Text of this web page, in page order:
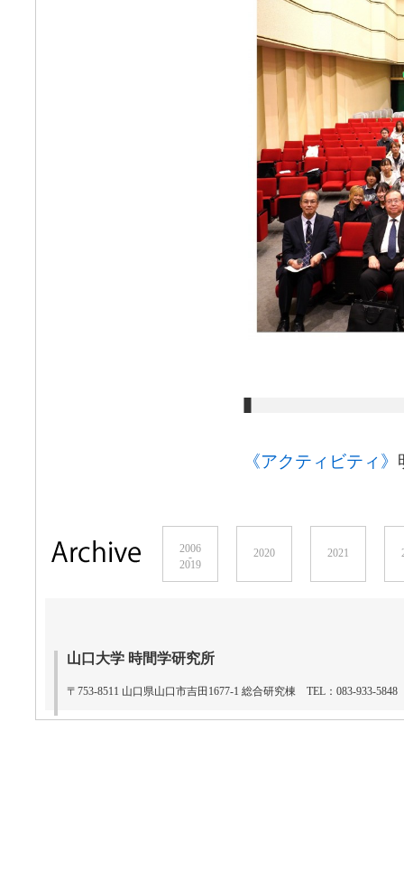
《アクティビティ》
2006
-
2019
2020 2021
山口大学 時間学研究所
〒753-8511 山口県山口市吉田1677-1 総合研究棟 TEL：083-933-5848